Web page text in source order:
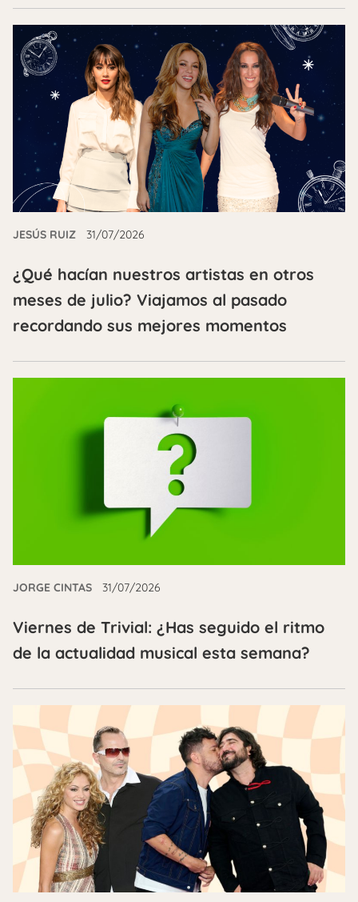
JESÚS RUIZ 31/07/2026
¿Qué hacían nuestros artistas en otros
meses de julio? Viajamos al pasado
recordando sus mejores momentos
JORGE CINTAS 31/07/2026
Viernes de Trivial: ¿Has seguido el ritmo
de la actualidad musical esta semana?